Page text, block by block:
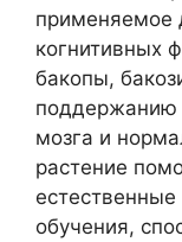
применяемое
когнитивных
бакопы,
поддержанию
мозга и
растение
обучения,